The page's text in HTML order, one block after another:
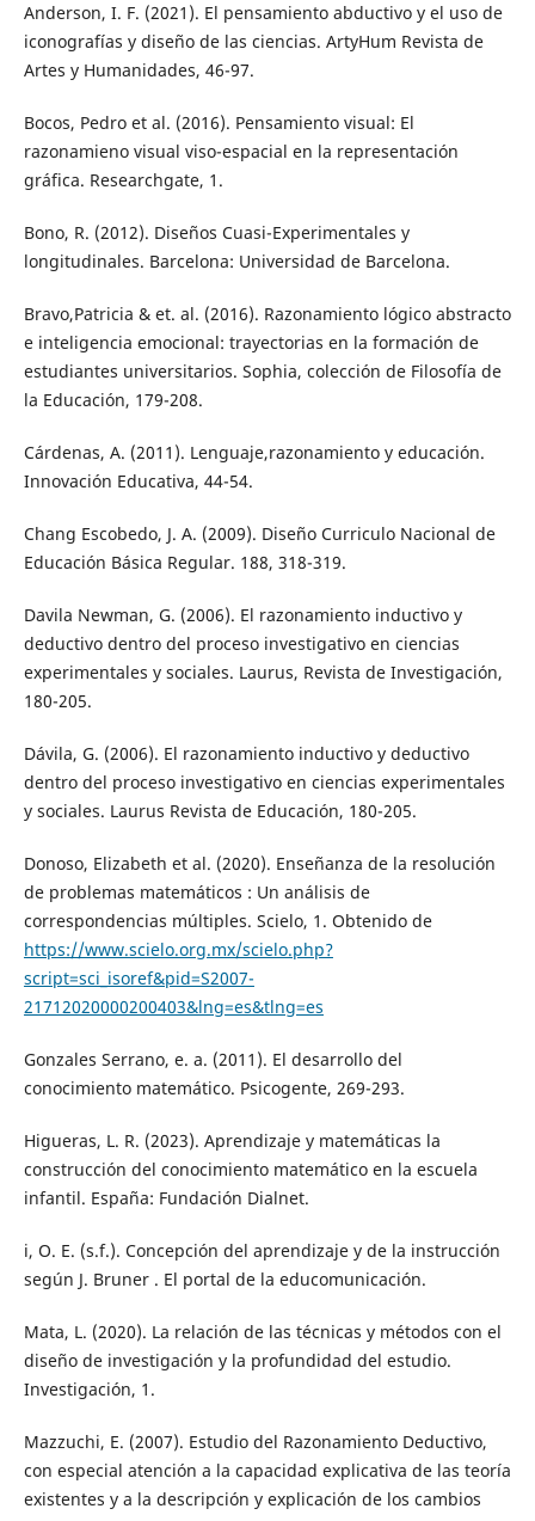
Anderson, I. F. (2021). El pensamiento abductivo y el uso de
iconografías y diseño de las ciencias. ArtyHum Revista de
Artes y Humanidades, 46-97.
Bocos, Pedro et al. (2016). Pensamiento visual: El
razonamieno visual viso-espacial en la representación
gráfica. Researchgate, 1.
Bono, R. (2012). Diseños Cuasi-Experimentales y
longitudinales. Barcelona: Universidad de Barcelona.
Bravo,Patricia & et. al. (2016). Razonamiento lógico abstracto
e inteligencia emocional: trayectorias en la formación de
estudiantes universitarios. Sophia, colección de Filosofía de
la Educación, 179-208.
Cárdenas, A. (2011). Lenguaje,razonamiento y educación.
Innovación Educativa, 44-54.
Chang Escobedo, J. A. (2009). Diseño Curriculo Nacional de
Educación Básica Regular. 188, 318-319.
Davila Newman, G. (2006). El razonamiento inductivo y
deductivo dentro del proceso investigativo en ciencias
experimentales y sociales. Laurus, Revista de Investigación,
180-205.
Dávila, G. (2006). El razonamiento inductivo y deductivo
dentro del proceso investigativo en ciencias experimentales
y sociales. Laurus Revista de Educación, 180-205.
Donoso, Elizabeth et al. (2020). Enseñanza de la resolución
de problemas matemáticos : Un análisis de
correspondencias múltiples. Scielo, 1. Obtenido de
https://www.scielo.org.mx/scielo.php?
script=sci_isoref&pid=S2007-
21712020000200403&lng=es&tlng=es
Gonzales Serrano, e. a. (2011). El desarrollo del
conocimiento matemático. Psicogente, 269-293.
Higueras, L. R. (2023). Aprendizaje y matemáticas la
construcción del conocimiento matemático en la escuela
infantil. España: Fundación Dialnet.
i, O. E. (s.f.). Concepción del aprendizaje y de la instrucción
según J. Bruner . El portal de la educomunicación.
Mata, L. (2020). La relación de las técnicas y métodos con el
diseño de investigación y la profundidad del estudio.
Investigación, 1.
Mazzuchi, E. (2007). Estudio del Razonamiento Deductivo,
con especial atención a la capacidad explicativa de las teoría
existentes y a la descripción y explicación de los cambios